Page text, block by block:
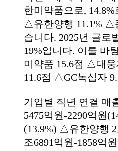
한미약품으로,
△유한양행 11.1% △
습니다. 2025년 글로
19%입니다. 이를 바
미약품 15.6점 △대
11.6점 △GC녹십자
기업별 작년 연결 매
5475억원-2290억원
(13.9%) △유한양행
조6891억원-1858억